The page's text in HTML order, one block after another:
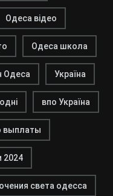
Одеса відео
Одеса школа
Одеса Україна
впо Україна
выплаты
2024
света одесса